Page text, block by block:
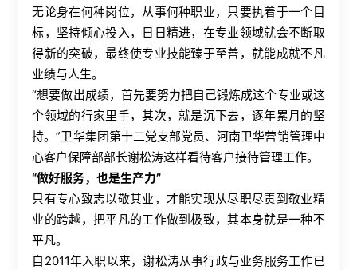
无论身在何种岗位，从事何种职业，只要执着于一个目
标，坚持倾心投入，日日精进，在专业领域就会不断取
得新的突破，最终使专业技能臻于至善，就能成就不凡
业绩与人生。
“想要做出成绩，首先要努力把自己锻炼成这个专业或这
个领域的行家里手，其次，就是沉下去，逐年累月的坚
持。”卫华集团第十二党支部党员、河南卫华营销管理中
心客户保障部部长谢松涛这样看待客户接待管理工作。
“做好服务，也是生产力”
只有专心致志以敬其业，才能实现从尽职尽责到敬业精
业的跨越，把平凡的工作做到极致，其本身就是一种不
平凡。
自 2011年入职以来，谢松涛从事行政与业务服务工作已